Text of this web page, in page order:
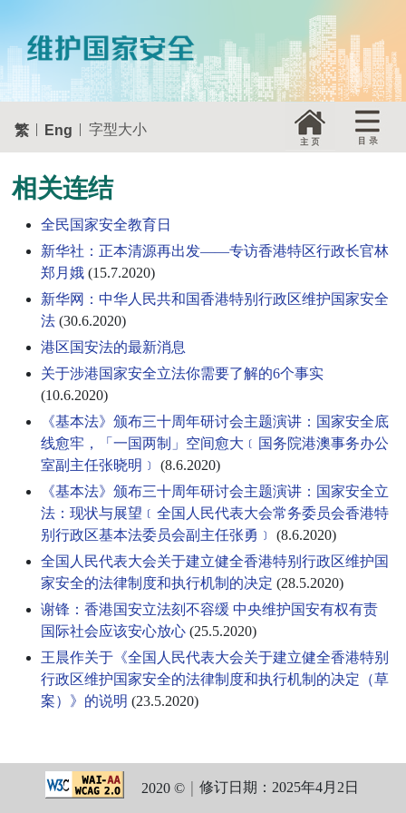
繁 | Eng | 字型大小
相关连结
全民国家安全教育日
新华社：正本清源再出发——专访香港特区行政长官林
郑月娥(15.7.2020)
新华网：中华人民共和国香港特别行政区维护国家安全
法 (30.6.2020)
港区国安法的最新消息
关于涉港国家安全立法你需要了解的6个事实
(10.6.2020)
《基本法》颁布三十周年研讨会主题演讲：国家安全底
线愈牢，「一国两制」空间愈大﹝国务院港澳事务办公
室副主任张晓明﹞
(8.6.2020)
《基本法》颁布三十周年研讨会主题演讲：国家安全立
法：现状与展望﹝全国人民代表大会常务委员会香港特
别行政区基本法委员会副主任张勇﹞
(8.6.2020)
全国人民代表大会关于建立健全香港特别行政区维护国
家安全的法律制度和执行机制的决定 (28.5.2020)
谢锋：香港国安立法刻不容缓 中央维护国安有权有责
国际社会应该安心放心 (25.5.2020)
王晨作关于《全国人民代表大会关于建立健全香港特别
行政区维护国家安全的法律制度和执行机制的决定（草
案）》的说明 (23.5.2020)
2020 © 修订日期：2025年4月2日